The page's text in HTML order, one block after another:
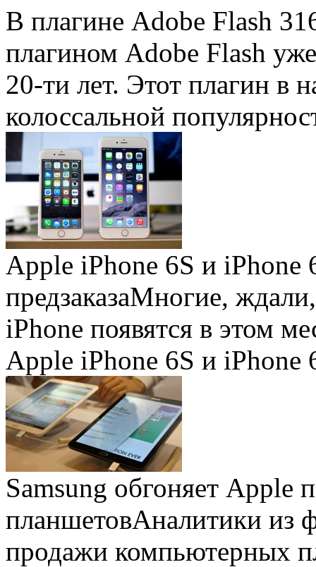
В плагине Adobe Flash
плагином Adobe Flash
20-ти лет. Этот плагин в
колоссальной
Apple iPhone 6S и iPhone
предзаказаМногие, ждали,
iPhone появятся в этом
Apple iPhone 6S и iPhone
Samsung обгоняет Apple
планшетовАналитики из
продажи компьютерных